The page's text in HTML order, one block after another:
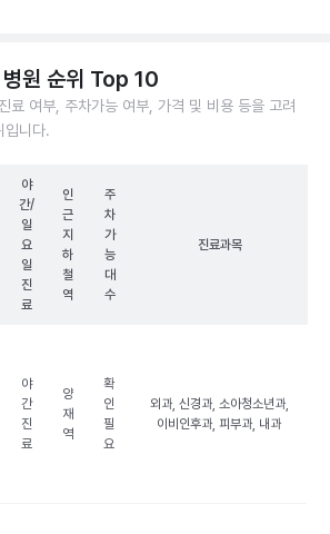
병원 순위 Top 10
료 여부, 주차가능 여부, 가격 및 비용 등을 고려
입니다.
야
간/
일
요
일
진
료
인
근
지
하
철
역
주
차
가
능
대
수
진료과목
야
간
진
료
양
재
역
확
인
필
요
외과, 신경과, 소아청소년과,
이비인후과, 피부과, 내과